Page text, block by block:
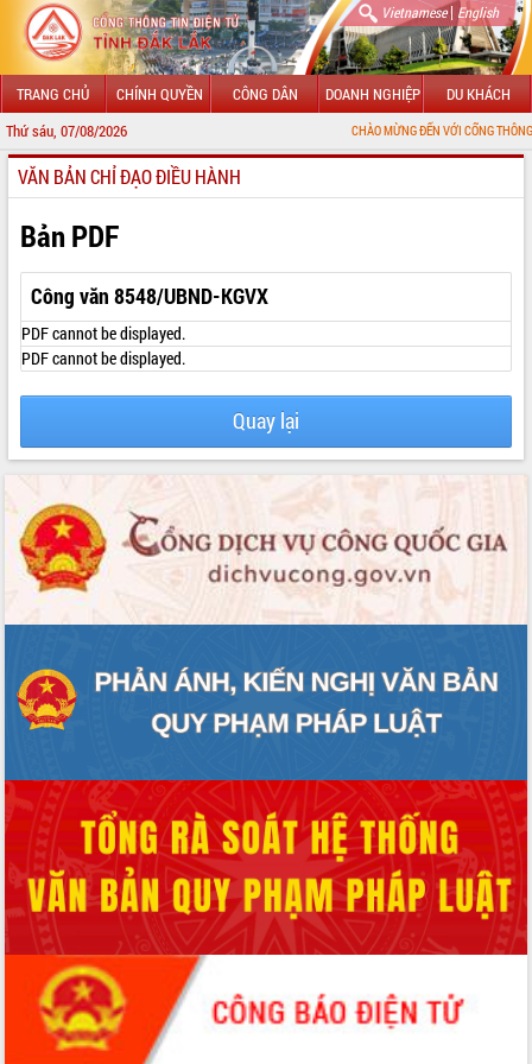
Vietnamese| English
TRANG CHỦ CHÍNH QUYỀN CÔNG DÂN DOANH NGHIỆP DU KHÁCH
Thứ sáu, 07/08/2026 CHÀO MỪNG ĐẾN VỚI CỔNG THÔNG TIN ĐIỆN
GIỚI THIỆU
LÃNH ĐẠO UBND TỈNH
TIN TỨC SỰ KIỆN
SỞ, BAN, NGÀNH
UBND CÁC XÃ, PHƯỜNG
HỆ THỐNG VĂN BẢN
VĂN BẢN HĐND TỈNH
ĐIỂM TIN VĂN BẢN
QUY HOẠCH - KẾ HOẠCH
VĂN BẢN CHỈ ĐẠO ĐIỀU HÀNH
Bản PDF
Công văn 8548/UBND-KGVX
PDF cannot be displayed.
PDF cannot be displayed.
Quay lại